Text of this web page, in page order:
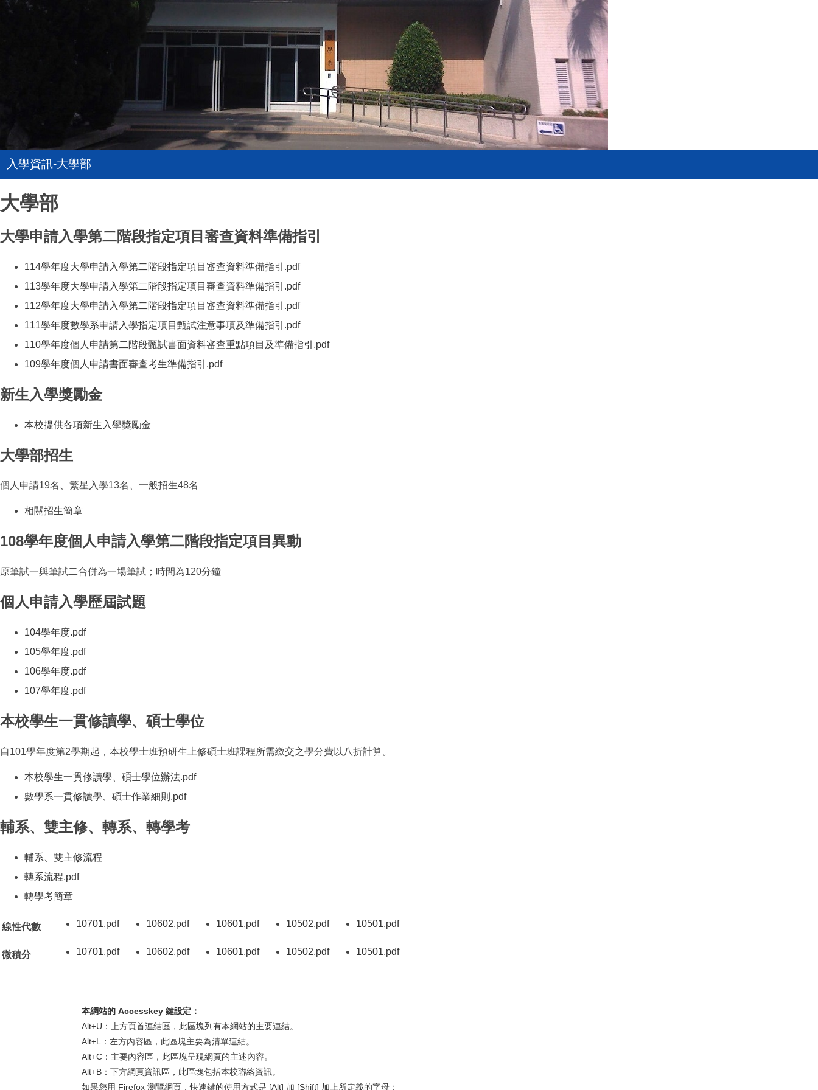
入學資訊-大學部
大學部
大學申請入學第二階段指定項目審查資料準備指引
114學年度大學申請入學第二階段指定項目審查資料準備指引 .pdf
113學年度大學申請入學第二階段指定項目審查資料準備指引 .pdf
112學年度大學申請入學第二階段指定項目審查資料準備指引 .pdf
111學年度數學系申請入學指定項目甄試注意事項及準備指引 .pdf
110學年度個人申請第二階段甄試書面資料審查重點項目及準備指引 .pdf
109學年度個人申請書面審查考生準備指引 .pdf
新生入學獎勵金
本校提供各項新生入學獎勵金
大學部招生
個人申請19名、繁星入學13名、一般招生48名
相關招生簡章
108學年度個人申請入學第二階段指定項目異動
原筆試一與筆試二合併為一場筆試；時間為120分鐘
個人申請入學歷屆試題
104學年度.pdf
105學年度.pdf
106學年度.pdf
107學年度.pdf
本校學生一貫修讀學、碩士學位
自101學年度第2學期起，本校學士班預研生上修碩士班課程所需繳交之學分費以八折計算。
本校學生一貫修讀學、碩士學位辦法.pdf
數學系一貫修讀學、碩士作業細則 .pdf
輔系、雙主修、轉系、轉學考
輔系、雙主修流程
轉系流程.pdf
轉學考簡章
線性代數 10701.pdf （另開新視窗）
10602.pdf （另開新視窗）
10601.pdf （另開新視窗）
10502.pdf （另開新視窗）
10501.pdf
微積分 10701.pdf （另開新視窗）
10602.pdf （另開新視窗）
10601.pdf （另開新視窗）
10502.pdf （另開新視窗）
10501.pdf
本網站的 Accesskey 鍵設定：
Alt+U：上方頁首連結區，此區塊列有本網站的主要連結。
Alt+L：左方內容區，此區塊主要為清單連結。
Alt+C：主要內容區，此區塊呈現網頁的主述內容。
Alt+B：下方網頁資訊區，此區塊包括本校聯絡資訊。
如果您用 Firefox 瀏覽網頁，快速鍵的使用方式是 [Alt] 加 [Shift] 加上所定義的字母：